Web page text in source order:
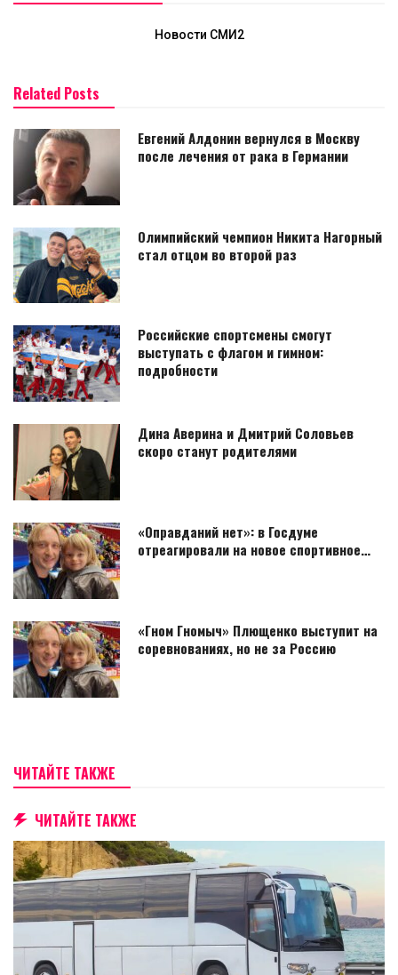
Новости СМИ2
Related Posts
Евгений Алдонин вернулся в Москву
после лечения от рака в Германии
Олимпийский чемпион Никита Нагорный
стал отцом во второй раз
Российские спортсмены смогут
выступать с флагом и гимном:
подробности
Дина Аверина и Дмитрий Соловьев
скоро станут родителями
«Оправданий нет»: в Госдуме
отреагировали на новое спортивное…
«Гном Гномыч» Плющенко выступит на
соревнованиях, но не за Россию
ЧИТАЙТЕ ТАКЖЕ
ЧИТАЙТЕ ТАКЖЕ